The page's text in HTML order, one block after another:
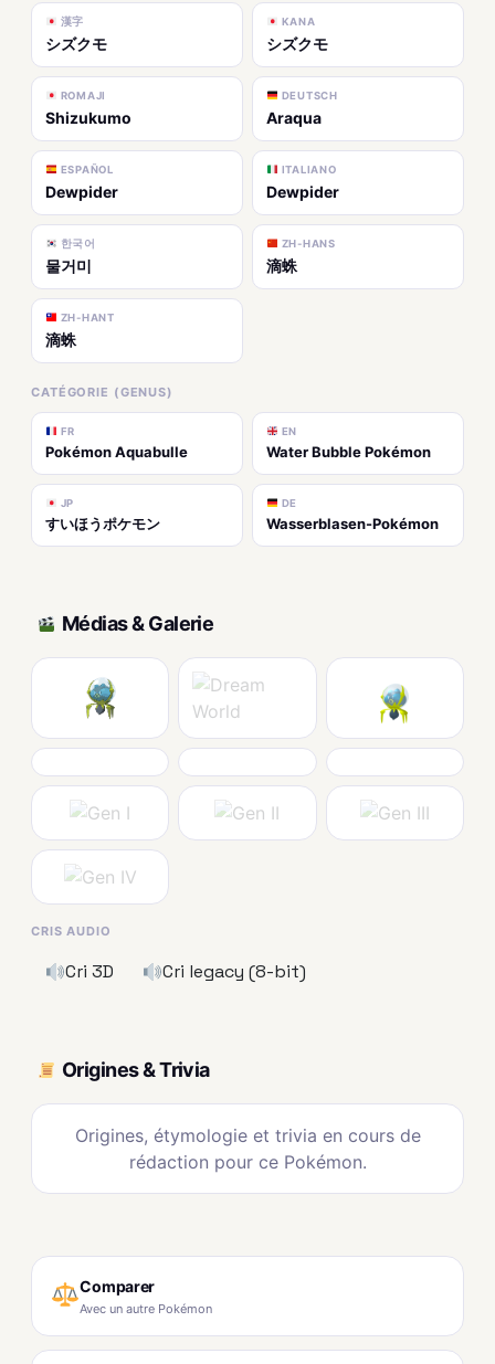
漢字
シズクモ
KANA
シズクモ
ROMAJI
Shizukumo
DEUTSCH
Araqua
ESPAÑOL
Dewpider
ITALIANO
Dewpider
한국어
물거미
ZH-HANS
滴蛛
ZH-HANT
滴蛛
CATÉGORIE (GENUS)
FR
Pokémon Aquabulle
EN
Water Bubble Pokémon
JP
すいほうポケモン
DE
Wasserblasen-Pokémon
Médias & Galerie
CRIS AUDIO
Cri 3D Cri legacy (8-bit)
Origines & Trivia
Origines, étymologie et trivia en cours de
rédaction pour ce Pokémon.
Comparer
Avec un autre Pokémon